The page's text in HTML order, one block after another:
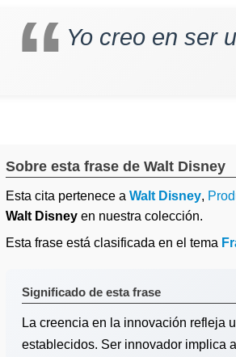
Yo creo en ser
Sobre esta frase de Walt Disney
Esta cita pertenece a Walt Disney,
Walt Disney en nuestra colección.
Esta frase está clasificada en el tema
Significado de esta frase
La creencia en la innovación refleja
establecidos. Ser innovador implica